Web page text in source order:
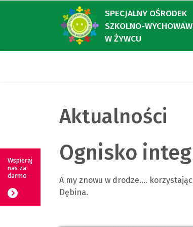
SPECJALNY OŚRODEK
SZKOLNO-
W ŻYWCU
Aktualności
Ognisko
A my znowu w drodze....
Dębina.
Wspieraj
nas za
darmo